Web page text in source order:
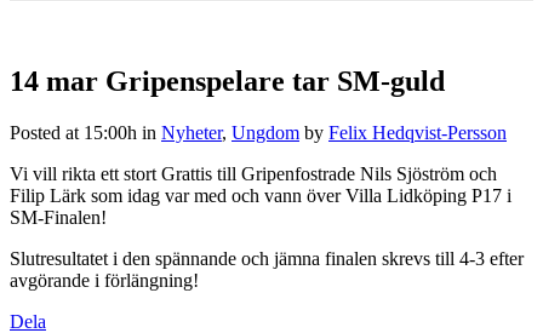
14 mar Gripenspelare tar SM-guld
Posted at 15:00h in Nyheter, Ungdom by Felix Hedqvist-Persson
Vi vill rikta ett stort Grattis till Gripenfostrade Nils Sjöström och
Filip Lärk som idag var med och vann över Villa Lidköping P17 i
SM-Finalen!
Slutresultatet i den spännande och jämna finalen skrevs till 4-3 efter
avgörande i förlängning!
Dela